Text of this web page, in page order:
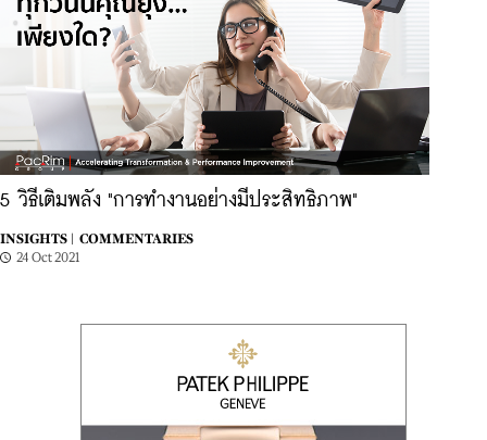
5 วิธีเติมพลัง "การทำงานอย่างมีประสิทธิภาพ"
INSIGHTS |
COMMENTARIES
24 Oct 2021